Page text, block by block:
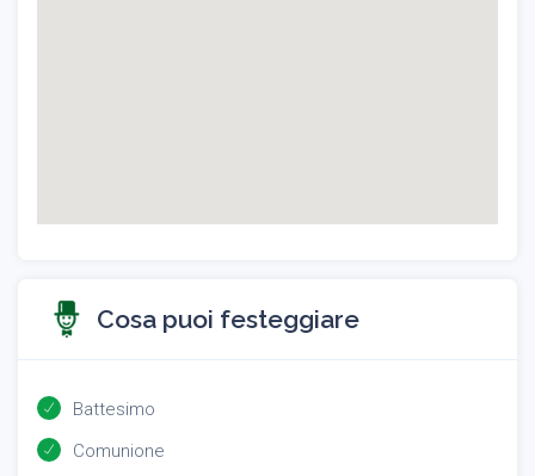
Cosa puoi festeggiare
Battesimo
Comunione